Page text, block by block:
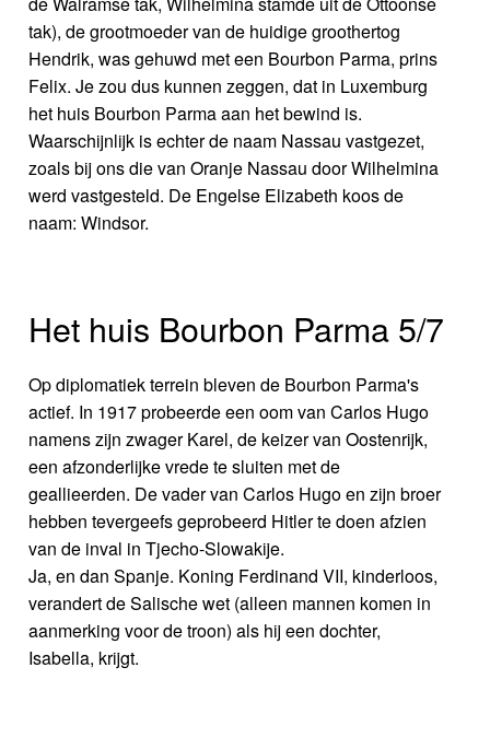
tak), de grootmoeder van de huidige groothertog
Hendrik, was gehuwd met een Bourbon Parma, prins
Felix. Je zou dus kunnen zeggen, dat in Luxemburg
het huis Bourbon Parma aan het bewind is.
Waarschijnlijk is echter de naam Nassau vastgezet,
zoals bij ons die van Oranje Nassau door Wilhelmina
werd vastgesteld. De Engelse Elizabeth koos de
naam: Windsor.
Het huis Bourbon Parma 5/7
Op diplomatiek terrein bleven de Bourbon Parma's
actief. In 1917 probeerde een oom van Carlos Hugo
namens zijn zwager Karel, de keizer van Oostenrijk,
een afzonderlijke vrede te sluiten met de
geallieerden. De vader van Carlos Hugo en zijn broer
hebben tevergeefs geprobeerd Hitler te doen afzien
van de inval in Tjecho-Slowakije.
Ja, en dan Spanje. Koning Ferdinand VII, kinderloos,
verandert de Salische wet (alleen mannen komen in
aanmerking voor de troon) als hij een dochter,
Isabella, krijgt.